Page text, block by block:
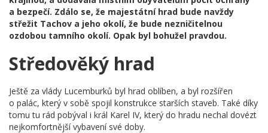
a bezpečí. Zdálo se, že majestátní hrad bude navždy
střežit Tachov a jeho okolí, že bude nezničitelnou
ozdobou tamního okolí. Opak byl bohužel pravdou.
Středověký hrad
Ještě za vlády Lucemburků byl hrad oblíben, a byl rozšířen
o palác, který v sobě spojil konstrukce starších staveb. Také díky
tomu tu rád pobýval i král Karel IV, který do hradu nechal dovézt
nejkomfortnější vybavení své doby.